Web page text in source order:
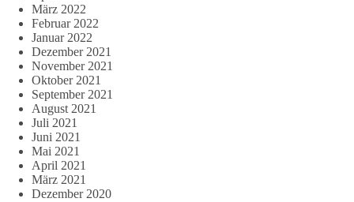
März 2022
Februar 2022
Januar 2022
Dezember 2021
November 2021
Oktober 2021
September 2021
August 2021
Juli 2021
Juni 2021
Mai 2021
April 2021
März 2021
Dezember 2020